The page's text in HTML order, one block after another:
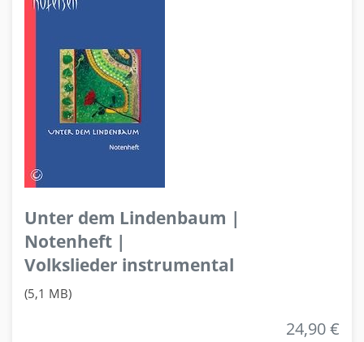
Unter dem Lindenbaum |
Notenheft |
Volkslieder instrumental
(5,1 MB)
24,90 €